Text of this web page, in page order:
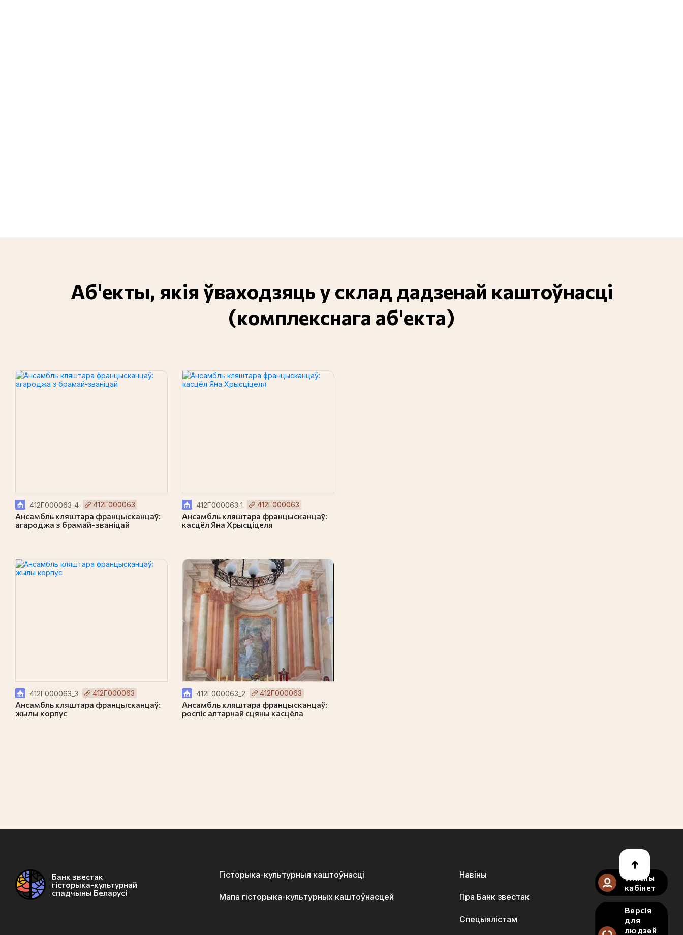
Аб'екты, якія ўваходзяць у склад дадзенай каштоўнасці
(комплекснага аб'екта)
412Г000063_4 412Г000063
Ансамбль кляштара францысканцаў:
агароджа з брамай-званіцай
412Г000063_3 412Г000063
Ансамбль кляштара францысканцаў:
жылы корпус
412Г000063_1 412Г000063
Ансамбль кляштара францысканцаў:
касцёл Яна Хрысціцеля
412Г000063_2 412Г000063
Ансамбль кляштара францысканцаў:
роспіс алтарнай сцяны касцёла
Банк звестак
гісторыка-культурнай
спадчыны Беларусі
Гісторыка-культурныя каштоўнасці
Мапа гісторыка-культурных каштоўнасцей
Навіны
Пра Банк звестак
Спецыялістам
Уласны
кабінет
Версія
для
людзей